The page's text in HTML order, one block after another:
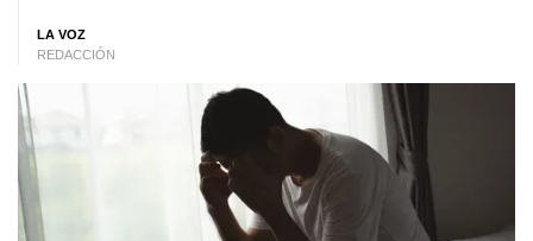
LA VOZ
REDACCIÓN